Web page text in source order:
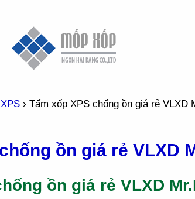
› Tấm xốp XPS chống ồn giá rẻ VLXD
ồn giá rẻ VLXD
ồn giá rẻ VLXD